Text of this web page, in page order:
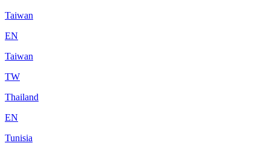
Taiwan
EN
Taiwan
TW
Thailand
EN
Tunisia